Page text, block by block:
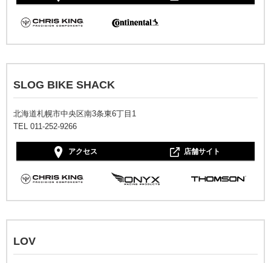
SLOG BIKE SHACK
北海道札幌市中央区南3条東6丁目1
TEL 011-252-9266
アクセス 店舗サイト
LOV